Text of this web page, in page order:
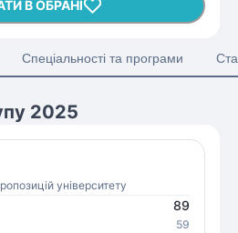
В ОБРАНІ
Спеціальності та програми
2025
університету
89
59